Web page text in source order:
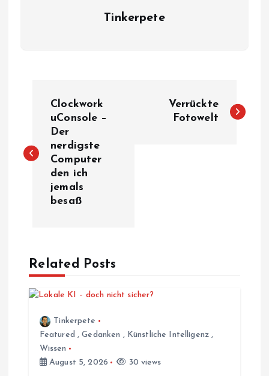
Tinkerpete
i
g
s
Clockwork
uConsole –
Der
nerdigste
Computer
den ich
jemals
besaß
Verrückte
Fotowelt
Related Posts
Tinkerpete
Featured ,Gedanken , Künstliche Intelligenz ,
Wissen
August 5, 2026
30 views